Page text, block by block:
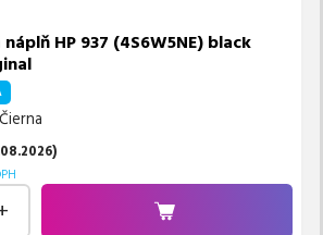
mailom alebo telefonicky. Sme tu, aby
to najlepšie riešenie.
HP 937 (4S6W5NE) black
Čierna
)